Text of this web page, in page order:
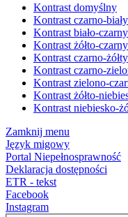
Kontrast domyślny
Kontrast czarno-biały
Kontrast biało-czarny
Kontrast żółto-czarny
Kontrast czarno-żółty
Kontrast czarno-
Kontrast zielono-
Kontrast żółto-
Kontrast niebiesko-
Zamknij menu
Język migowy
Portal Niepełnosprawność
Deklaracja dostępności
ETR - tekst
Facebook
Instagram